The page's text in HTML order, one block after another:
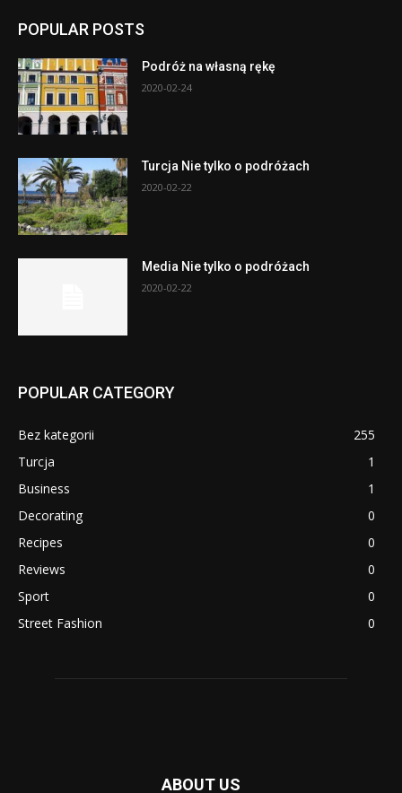
POPULAR POSTS
Podróż na własną rękę
2020-02-24
Turcja Nie tylko o podróżach
2020-02-22
Media Nie tylko o podróżach
2020-02-22
POPULAR CATEGORY
Bez kategorii
255
Turcja
1
Business
1
Decorating
0
Recipes
0
Reviews
0
Sport
0
Street Fashion
0
ABOUT US